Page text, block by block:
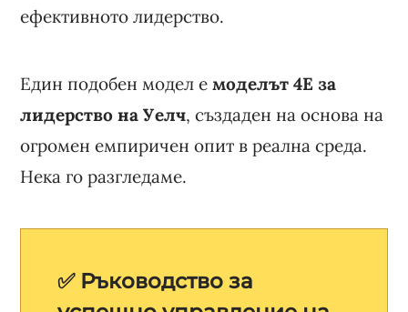
ефективното лидерство.
Един подобен модел емоделът 4E за
лидерство на Уелч, създаден на основа на
огромен емпиричен опит в реална среда.
Нека го разгледаме.
✅ Ръководство за